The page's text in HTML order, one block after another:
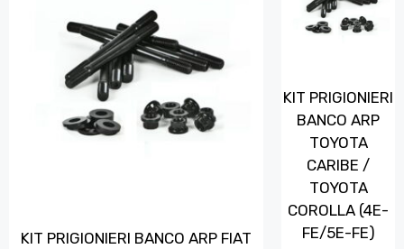
KIT PRIGIONIERI BANCO ARP FIAT
KIT PRIGIONIERI
BANCO ARP
TOYOTA
CARIBE /
TOYOTA
COROLLA (4E-
FE/5E-FE)